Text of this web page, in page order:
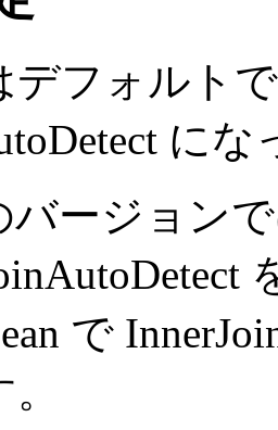
デフォルト
に
ージョン
で